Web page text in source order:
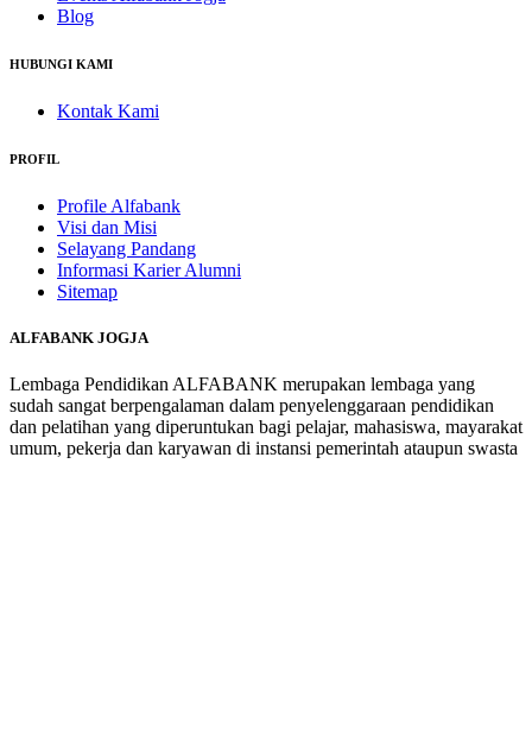
Blog
HUBUNGI KAMI
Kontak Kami
PROFIL
Profile Alfabank
Visi dan Misi
Selayang Pandang
Informasi Karier Alumni
Sitemap
ALFABANK JOGJA
Lembaga Pendidikan ALFABANK merupakan lembaga yang
sudah sangat berpengalaman dalam penyelenggaraan pendidikan
dan pelatihan yang diperuntukan bagi pelajar, mahasiswa, mayarakat
umum, pekerja dan karyawan di instansi pemerintah ataupun swasta